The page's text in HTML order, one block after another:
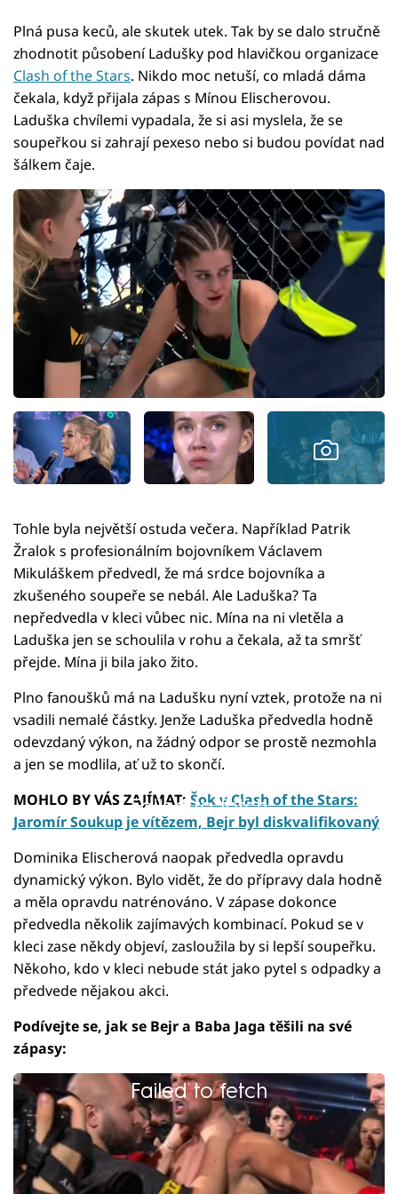
Plná pusa keců, ale skutek utek. Tak by se dalo stručně
zhodnotit působení Ladušky pod hlavičkou organizace
Clash of the Stars. Nikdo moc netuší, co mladá dáma
čekala, když přijala zápas s Mínou Elischerovou.
Laduška chvílemi vypadala, že si asi myslela, že se
soupeřkou si zahrají pexeso nebo si budou povídat nad
šálkem čaje.
Tohle byla největší ostuda večera. Například Patrik
Žralok s profesionálním bojovníkem Václavem
Mikuláškem předvedl, že má srdce bojovníka a
zkušeného soupeře se nebál. Ale Laduška? Ta
nepředvedla v kleci vůbec nic. Mína na ni vletěla a
Laduška jen se schoulila v rohu a čekala, až ta smršť
přejde. Mína ji bila jako žito.
Plno fanoušků má na Ladušku nyní vztek, protože na ni
vsadili nemalé částky. Jenže Laduška předvedla hodně
odevzdaný výkon, na žádný odpor se prostě nezmohla
a jen se modlila, ať už to skončí.
Failed to fetch
MOHLO BY VÁS ZAJÍMAT: Šok v Clash of the Stars:
Jaromír Soukup je vítězem, Bejr byl diskvalifikovaný
Dominika Elischerová naopak předvedla opravdu
dynamický výkon. Bylo vidět, že do přípravy dala hodně
a měla opravdu natrénováno. V zápase dokonce
předvedla několik zajímavých kombinací. Pokud se v
kleci zase někdy objeví, zasloužila by si lepší soupeřku.
Někoho, kdo v kleci nebude stát jako pytel s odpadky a
předvede nějakou akci.
Podívejte se, jak se Bejr a Baba Jaga těšili na své
zápasy:
Failed to fetch